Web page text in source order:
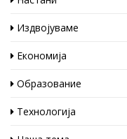
Издвојуваме
Економија
Образование
Технологија